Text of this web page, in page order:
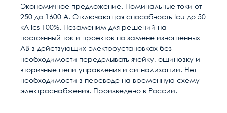
Экономичное предложение. Номинальные токи от
250 до 1600 А. Отключающая способность Icu до 50
кА Ics 100%. Незаменим для решений на
постоянный ток и проектов по замене изношенных
АВ в действующих электроустановках без
необходимости переделывать ячейку, ошиновку и
вторичные цепи управления и сигнализации. Нет
необходимости в переводе на временную схему
электроснабжения. Произведено в России.